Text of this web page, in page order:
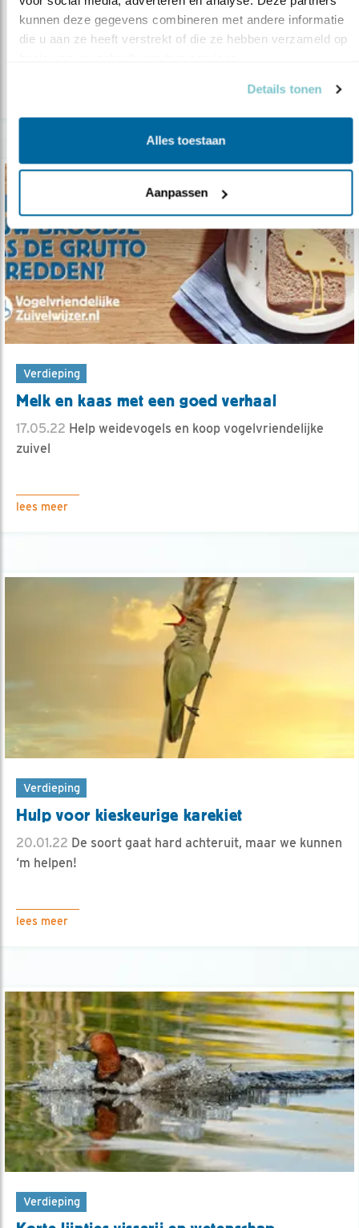
kunnen deze gegevens combineren met andere informatie
die u aan ze heeft verstrekt of die ze hebben verzameld op
Details tonen
Alles toestaan
Aanpassen
07.07.22Recreatie heeft ingrijpende gevolgen voor
vogels, blijkt uit studie.
Verdieping
Melk en kaas met een goed verhaal
17.05.22 Help weidevogels en koop vogelvriendelijke
zuivel
lees meer
Verdieping
Hulp voor kieskeurige karekiet
20.01.22 De soort gaat hard achteruit, maar we kunnen
‘m helpen!
lees meer
Verdieping